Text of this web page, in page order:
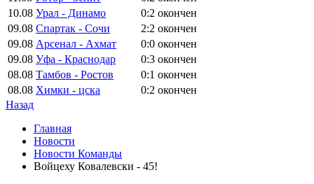
10.08 Урал - Динамо 0:2 окончен
09.08 Спартак - Сочи 2:2 окончен
09.08 Арсенал - Ахмат 0:0 окончен
09.08 Уфа - Краснодар 0:3 окончен
08.08 Тамбов - Ростов 0:1 окончен
08.08 Химки - цска 0:2 окончен
Назад
Главная
Новости
Новости Команды
Войцеху Ковалевски - 45!